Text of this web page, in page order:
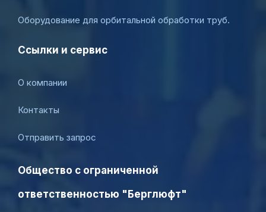
Оборудование для орбитальной обработки труб.
Ссылки и сервис
О компании
Контакты
Отправить запрос
Общество с ограниченной
ответственностью "Берглюфт"